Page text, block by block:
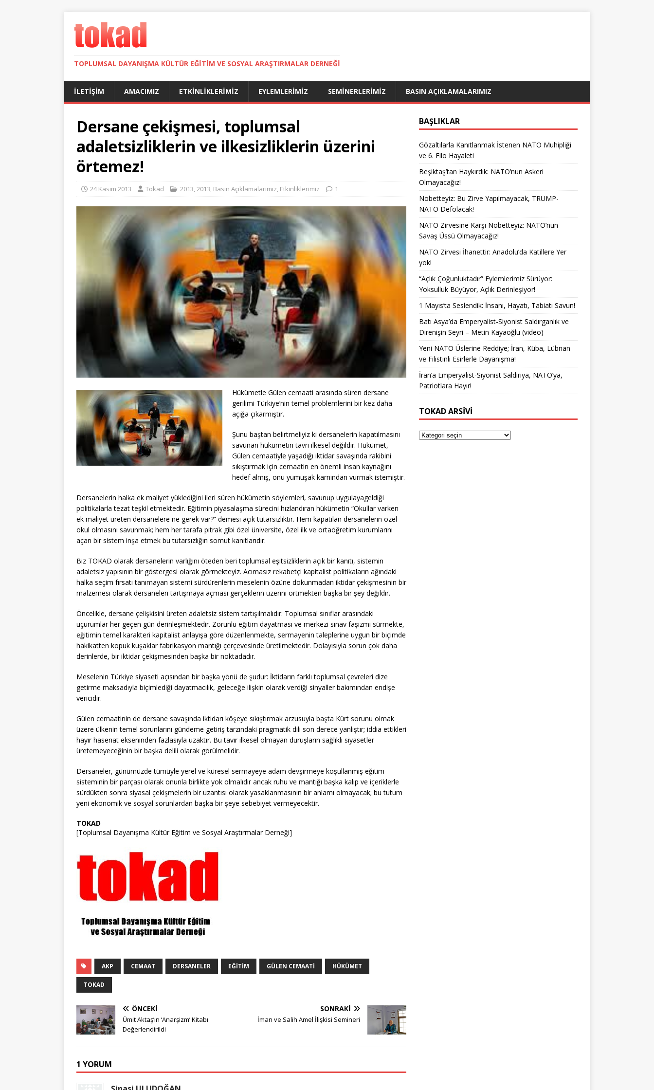
TOPLUMSAL DAYANIŞMA KÜLTÜR EĞITIM VE SOSYAL ARAŞTIRMALAR DERNEĞI
İLETIŞIM AMACIMIZ ETKINLIKLERIMIZ EYLEMLERIMIZ SEMINERLERIMIZ BASIN AÇIKLAMALARIMIZ
Dersane çekişmesi, toplumsal
adaletsizliklerin ve ilkesizliklerin üzerini
örtemez!
24 Kasım 2013 Tokad 2013,2013, Basın Açıklamalarımız, Etkinliklerimiz 1
Hükümetle Gülen cemaati arasında süren dersane
gerilimi Türkiye’nin temel problemlerini bir kez daha
açığa çıkarmıştır.
Şunu baştan belirtmeliyiz ki dersanelerin kapatılmasını
savunan hükümetin tavrı ilkesel değildir. Hükümet,
Gülen cemaatiyle yaşadığı iktidar savaşında rakibini
sıkıştırmak için cemaatin en önemli insan kaynağını
hedef almış, onu yumuşak karnından vurmak istemiştir.
Dersanelerin halka ek maliyet yüklediğini ileri süren hükümetin söylemleri, savunup uygulayageldiği
politikalarla tezat teşkil etmektedir. Eğitimin piyasalaşma sürecini hızlandıran hükümetin “Okullar varken
ek maliyet üreten dersanelere ne gerek var?” demesi açık tutarsızlıktır. Hem kapatılan dersanelerin özel
okul olmasını savunmak; hem her tarafa pıtrak gibi özel üniversite, özel ilk ve ortaöğretim kurumlarını
açan bir sistem inşa etmek bu tutarsızlığın somut kanıtlarıdır.
Biz TOKAD olarak dersanelerin varlığını öteden beri toplumsal eşitsizliklerin açık bir kanıtı, sistemin
adaletsiz yapısının bir göstergesi olarak görmekteyiz. Acımasız rekabetçi kapitalist politikaların ağındaki
halka seçim fırsatı tanımayan sistemi sürdürenlerin meselenin özüne dokunmadan iktidar çekişmesinin bir
malzemesi olarak dersaneleri tartışmaya açması gerçeklerin üzerini örtmekten başka bir şey değildir.
Öncelikle, dersane çelişkisini üreten adaletsiz sistem tartışılmalıdır. Toplumsal sınıflar arasındaki
uçurumlar her geçen gün derinleşmektedir. Zorunlu eğitim dayatması ve merkezi sınav faşizmi sürmekte,
eğitimin temel karakteri kapitalist anlayışa göre düzenlenmekte, sermayenin taleplerine uygun bir biçimde
hakikatten kopuk kuşaklar fabrikasyon mantığı çerçevesinde üretilmektedir. Dolayısıyla sorun çok daha
derinlerde, bir iktidar çekişmesinden başka bir noktadadır.
Meselenin Türkiye siyaseti açısından bir başka yönü de şudur: İktidarın farklı toplumsal çevreleri dize
getirme maksadıyla biçimlediği dayatmacılık, geleceğe ilişkin olarak verdiği sinyaller bakımından endişe
vericidir.
Gülen cemaatinin de dersane savaşında iktidarı köşeye sıkıştırmak arzusuyla başta Kürt sorunu olmak
üzere ülkenin temel sorunlarını gündeme getiriş tarzındaki pragmatik dili son derece yanlıştır; iddia ettikleri
hayır hasenat ekseninden fazlasıyla uzaktır. Bu tavır ilkesel olmayan duruşların sağlıklı siyasetler
üretemeyeceğinin bir başka delili olarak görülmelidir.
Dersaneler, günümüzde tümüyle yerel ve küresel sermayeye adam devşirmeye koşullanmış eğitim
sisteminin bir parçası olarak onunla birlikte yok olmalıdır ancak ruhu ve mantığı başka kalıp ve içeriklerle
sürdükten sonra siyasal çekişmelerin bir uzantısı olarak yasaklanmasının bir anlamı olmayacak; bu tutum
yeni ekonomik ve sosyal sorunlardan başka bir şeye sebebiyet vermeyecektir.
TOKAD
[Toplumsal Dayanışma Kültür Eğitim ve Sosyal Araştırmalar Derneği]
AKP CEMAAT DERSANELER EĞITIM GÜLEN CEMAATI HÜKÜMET
TOKAD
ÖNCEKI
Ümit Aktaş’ın ‘Anarşizm’ Kitabı
Değerlendirildi
SONRAKI
İman ve Salih Amel İlişkisi Semineri
1 YORUM
BAŞLIKLAR
Gözaltılarla Kanıtlanmak İstenen NATO Muhipliği
ve 6. Filo Hayaleti
Beşiktaş’tan Haykırdık: NATO’nun Askeri
Olmayacağız!
Nöbetteyiz: Bu Zirve Yapılmayacak, TRUMP-
NATO Defolacak!
NATO Zirvesine Karşı Nöbetteyiz: NATO’nun
Savaş Üssü Olmayacağız!
NATO Zirvesi İhanettir: Anadolu’da Katillere Yer
yok!
“Açlık Çoğunluktadır” Eylemlerimiz Sürüyor:
Yoksulluk Büyüyor, Açlık Derinleşiyor!
1 Mayıs’ta Seslendik: İnsanı, Hayatı, Tabiatı Savun!
Batı Asya’da Emperyalist-Siyonist Saldırganlık ve
Direnişin Seyri – Metin Kayaoğlu (video)
Yeni NATO Üslerine Reddiye; İran, Küba, Lübnan
ve Filistinli Esirlerle Dayanışma!
İran’a Emperyalist-Siyonist Saldırıya, NATO’ya,
Patriotlara Hayır!
TOKAD ARSIVI